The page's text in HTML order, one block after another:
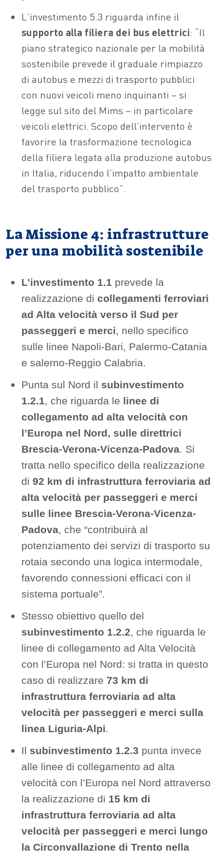
L’investimento 5.3 riguarda infine il
supporto alla filiera dei bus elettrici: “Il
piano strategico nazionale per la mobilità
sostenibile prevede il graduale rimpiazzo
di autobus e mezzi di trasporto pubblici
con nuovi veicoli meno inquinanti – si
legge sul sito del Mims – in particolare
veicoli elettrici. Scopo dell’intervento è
favorire la trasformazione tecnologica
della filiera legata alla produzione autobus
in Italia, riducendo l’impatto ambientale
del trasporto pubblico”.
La Missione 4: infrastrutture
per una mobilità sostenibile
L’investimento 1.1 prevede la
realizzazione di collegamenti ferroviari
ad Alta velocità verso il Sud per
passeggeri e merci, nello specifico
sulle linee Napoli-Bari, Palermo-Catania
e salerno-Reggio Calabria.
Punta sul Nord il subinvestimento
1.2.1, che riguarda le linee di
collegamento ad alta velocità con
l’Europa nel Nord, sulle direttrici
Brescia-Verona-Vicenza-Padova. Si
tratta nello specifico della realizzazione
di 92 km di infrastruttura ferroviaria ad
alta velocità per passeggeri e merci
sulle linee Brescia-Verona-Vicenza-
Padova, che “contribuirà al
potenziamento dei servizi di trasporto su
rotaia secondo una logica intermodale,
favorendo connessioni efficaci con il
sistema portuale”.
Stesso obiettivo quello del
subinvestimento 1.2.2, che riguarda le
linee di collegamento ad Alta Velocità
con l’Europa nel Nord: si tratta in questo
caso di realizzare 73 km di
infrastruttura ferroviaria ad alta
velocità per passeggeri e merci sulla
linea Liguria-Alpi.
Il subinvestimento 1.2.3 punta invece
alle linee di collegamento ad alta
velocità con l’Europa nel Nord attraverso
la realizzazione di 15 km di
infrastruttura ferroviaria ad alta
velocità per passeggeri e merci lungo
la Circonvallazione di Trento nella